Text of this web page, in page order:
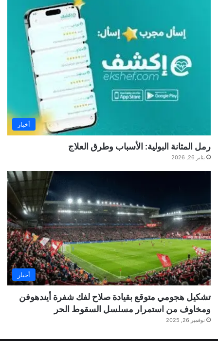
أخبار
رمل المثانة البولية: الأسباب وطرق العلاج
يناير 26, 2026
أخبار
تشكيل هجومي متوقع بقيادة صلاح لفك شفرة أيندهوفن
ومخاوف من استمرار مسلسل السقوط الحر
نوفمبر 26, 2025